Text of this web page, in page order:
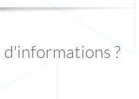
d'informations ?